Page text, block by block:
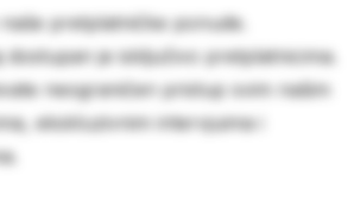
pretplatničke ponude.
dostupan je isključivo pretplatnicima.
neograničen pristup svim našim
ekskluzivnim intervjuima i